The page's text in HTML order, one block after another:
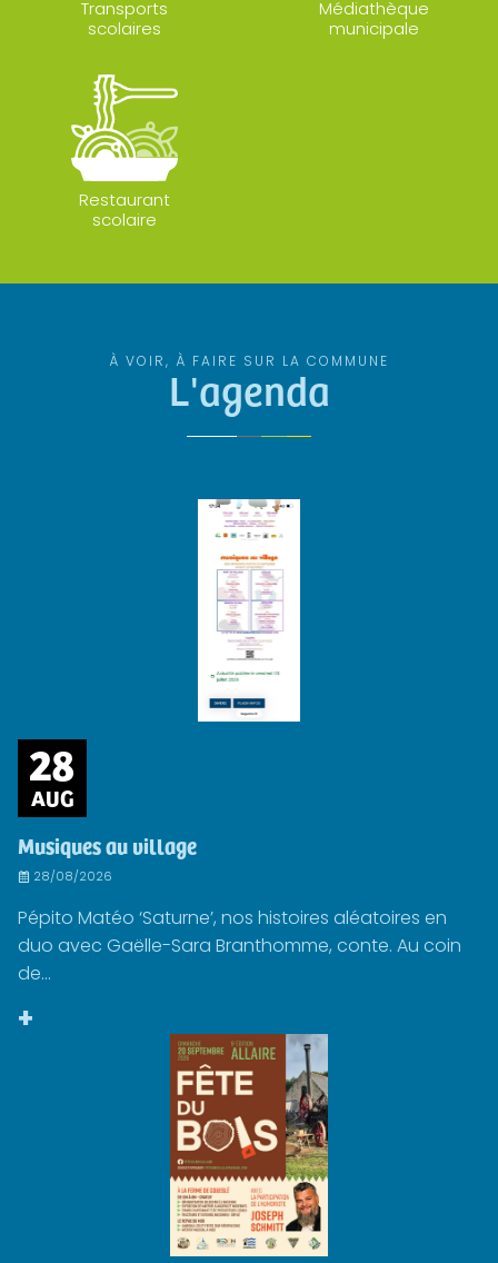
Transports
scolaires
Médiathèque
municipale
Restaurant
scolaire
À VOIR, À FAIRE SUR LA COMMUNE
L'agenda
28
AUG
Musiques au village
28/08/2026
Pépito Matéo ‘Saturne’, nos histoires aléatoires en
duo avec Gaëlle-Sara Branthomme, conte. Au coin
de...
+